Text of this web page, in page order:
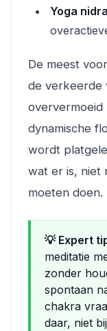
Yoga
De meest
de verkeerde
oververmoeid
dynamische
wordt
wat er is, niet
moeten doen.
💡 Expert
meditatie
zonder
spontaan
chakra
daar, niet